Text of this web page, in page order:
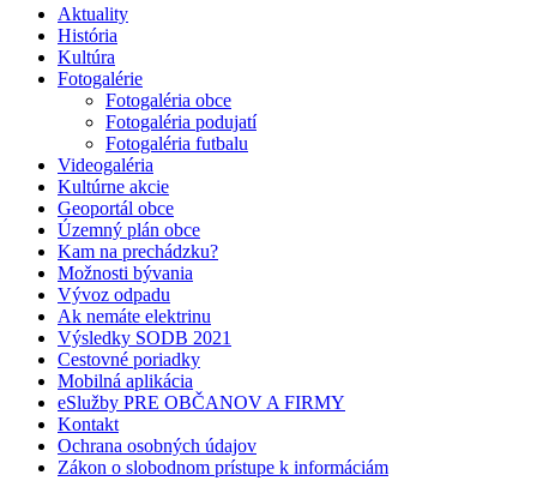
Aktuality
História
Kultúra
Fotogalérie
Fotogaléria obce
Fotogaléria podujatí
Fotogaléria futbalu
Videogaléria
Kultúrne akcie
Geoportál obce
Územný plán obce
Kam na prechádzku?
Možnosti bývania
Vývoz odpadu
Ak nemáte elektrinu
Výsledky SODB 2021
Cestovné poriadky
Mobilná aplikácia
eSlužby PRE OBČANOV A FIRMY
Kontakt
Ochrana osobných údajov
Zákon o slobodnom prístupe k informáciám